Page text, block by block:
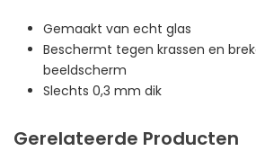
Gemaakt van echt glas
Beschermt tegen krassen en
beeldscherm
Slechts 0,3 mm dik
Gerelateerde Producten